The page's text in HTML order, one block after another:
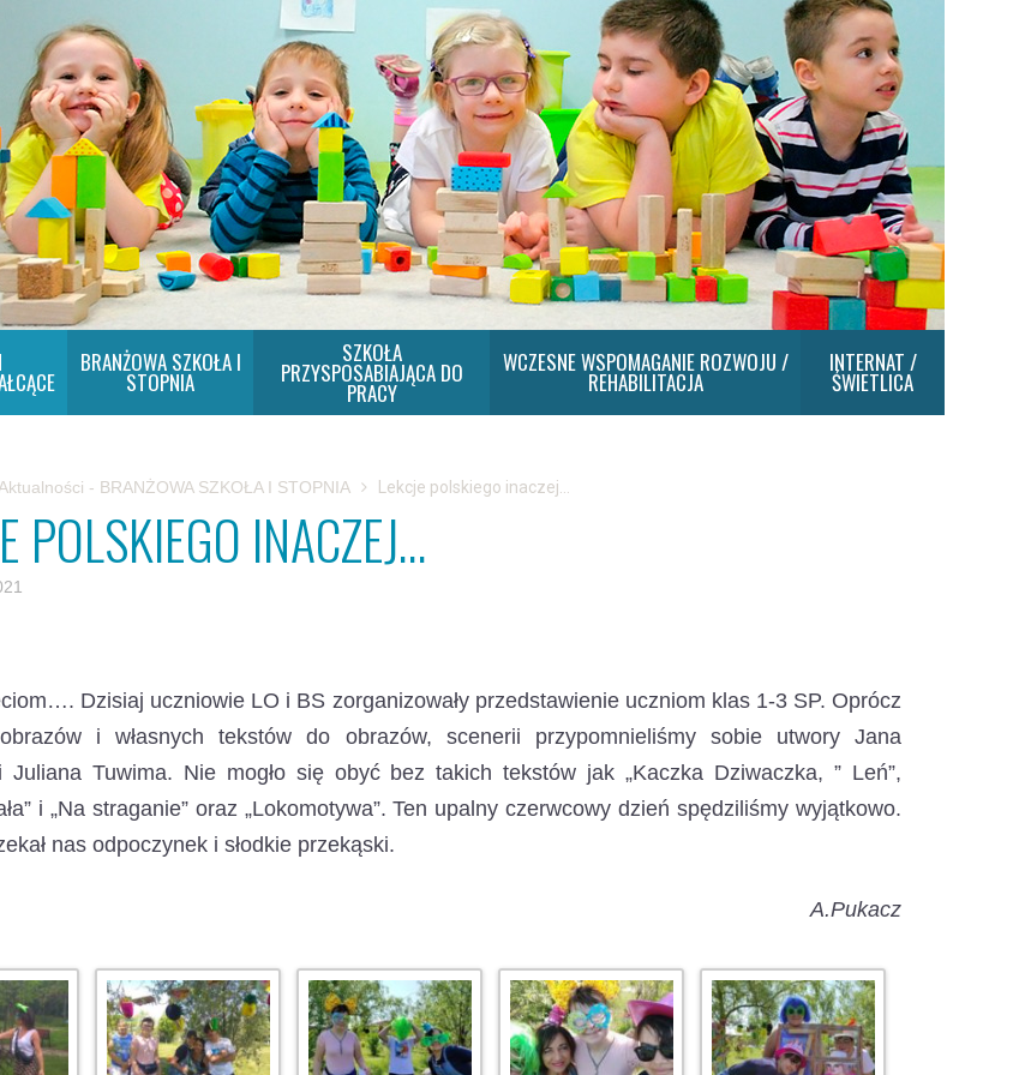
BRANŻOWA SZKOŁA I
STOPNIA
SZKOŁA
PRZYSPOSABIAJĄCA DO
PRACY
WCZESNE WSPOMAGANIE ROZWOJU /
REHABILITACJA
INTERNAT /
ŚWIETLICA
Aktualności - BRANŻOWA SZKOŁA I STOPNIA Lekcje polskiego inaczej…
POLSKIEGO INACZEJ…
Dzisiaj uczniowie LO i BS zorganizowały przedstawienie uczniom klas 1-3 SP. Oprócz
i własnych tekstów do obrazów, scenerii przypomnieliśmy sobie utwory Jana
Juliana Tuwima. Nie mogło się obyć bez takich tekstów jak „Kaczka Dziwaczka, ” Leń”,
i „Na straganie” oraz „Lokomotywa”. Ten upalny czerwcowy dzień spędziliśmy wyjątkowo.
nas odpoczynek i słodkie przekąski.
A.Pukacz